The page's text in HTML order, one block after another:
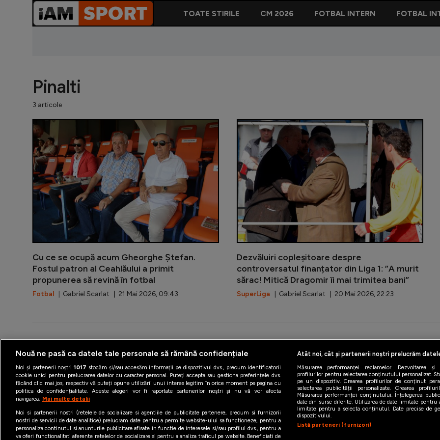
TOATE STIRILE CM 2026 FOTBAL INTERN FOTBAL
Pinalti
3 articole
Cu ce se ocupă acum Gheorghe Ștefan.
Fostul patron al Ceahlăului a primit
propunerea să revină în fotbal
Fotbal | Gabriel Scarlat | 21 Mai 2026, 09:43
Cu ce
Dezvăluiri copleșitoare despre
controversatul finanțator din Liga 1: ”A murit
sărac! Mitică Dragomir îi mai trimitea bani”
SuperLiga | Gabriel Scarlat | 20 Mai 2026, 22:23
Termeni şi condiţii Politica de confidentialitate Politica de utilizare Cookies Cine suntem
Nouă ne pasă ca datele tale personale să rămână confidențiale
Noi și partenerii noștri1017 stocăm și/sau accesăm informații pe dispozitivul dvs., precum identificatorii
cookie unici pentru prelucrarea datelor cu caracter personal. Puteți accepta sau gestiona preferințele dvs.
făcând clic mai jos, respectiv vă puteți opune utilizării unui interes legitim în orice moment pe pagina cu
politica de confidențialitate. Aceste alegeri vor fi raportate partenerilor noștri și nu vă vor afecta
navigarea. Mai multe detalii
Noi si partenerii nostri (retelele de socializare si agentiile de publicitate partenere, precum si furnizorii
nostri de servicii de date analitice) prelucram date pentru a permite website-ului sa functioneze, pentru a
personaliza continutul si anunturile publicitare afisate in functie de interesele si/sau profilul dvs., pentru a
va oferi functionalitati aferente retelelor de socializare si pentru a analiza traficul pe website. Beneficiati de
Atât noi, cât și partenerii noștri prelucrăm
Măsurarea performanței reclamelor. Dezvoltarea
profilurilor pentru selectarea conținutului personalizat.
pe un dispozitiv. Crearea profilurilor de conținut
selectarea publicității personalizate. Crearea
Măsurarea performanței conținutului. Înțelegerea
date din surse diferite. Utilizarea de date limitate pentru
limitate pentru a selecta conținutul. Date precise de
dispozitivului.
Listă parteneri (furnizori)